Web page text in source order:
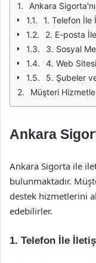
Ankara
1. Telefon İle
2. E-posta
3. Sosyal
4. Web
5. Şubeler
Müşteri
Ankara
Ankara Sigorta ile
bulunmaktadır.
destek hizmetlerini
edebilirler.
1. Telefon İle